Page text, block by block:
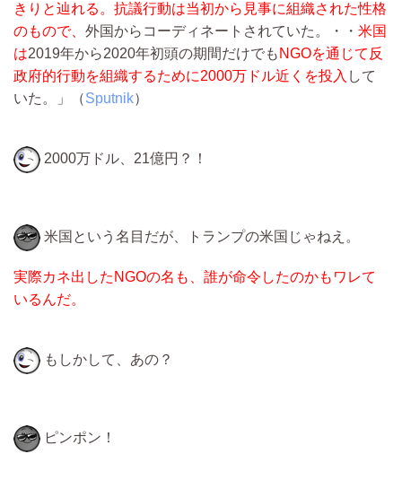
きりと辿れる。 抗議行動は当初から見事に組織された性格
のもので、 外国からコーディネートされていた。・・ 米国
は2019年から2020年初頭の期間だけでも NGOを通じて反
政府的行動を組織するために2000万ドル近くを投入 して
いた。」（Sputnik）
2000万ドル、21億円？！
米国という名目だが、トランプの米国じゃねえ。
実際カネ出したNGOの名も、誰が命令したのかもワレて
いるんだ。
もしかして、あの？
ピンポン！